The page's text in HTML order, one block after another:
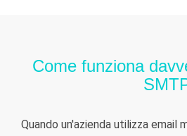
Come funziona
Quando un'azienda utilizza email